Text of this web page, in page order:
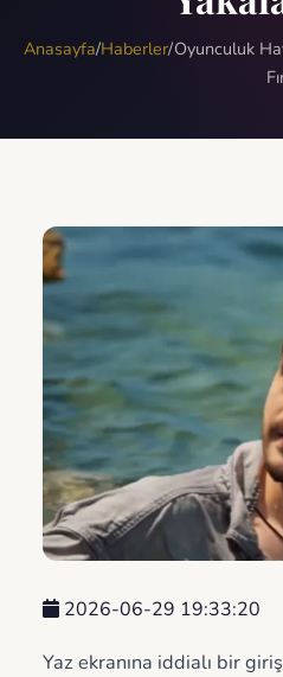
Anasayfa/Haberler/Oyunculuk
2026-06-29 19:33:20
Yaz ekranına iddialı bir